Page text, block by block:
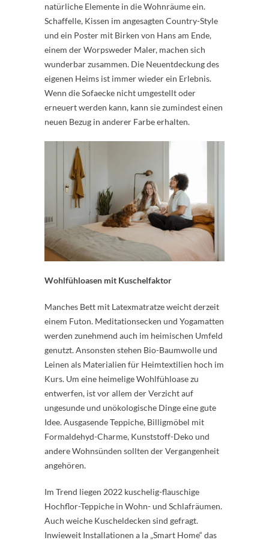
natürliche Elemente in die Wohnräume ein.
Schaffelle, Kissen im angesagten Country-Style
und ein Poster mit Birken von Hans am Ende,
einem der Worpsweder Maler, machen sich
wunderbar zusammen. Die Neuentdeckung des
eigenen Heims ist immer wieder ein Erlebnis.
Wenn die Sofaecke nicht umgestellt oder
erneuert werden kann, kann sie zumindest einen
neuen Bezug in anderer Farbe erhalten.
Wohlfühloasen mit Kuschelfaktor
Manches Bett mit Latexmatratze weicht derzeit
einem Futon. Meditationsecken und Yogamatten
werden zunehmend auch im heimischen Umfeld
genutzt. Ansonsten stehen Bio-Baumwolle und
Leinen als Materialien für Heimtextilien hoch im
Kurs. Um eine heimelige Wohlfühloase zu
entwerfen, ist vor allem der Verzicht auf
ungesunde und unökologische Dinge eine gute
Idee. Ausgasende Teppiche, Billigmöbel mit
Formaldehyd-Charme, Kunststoff-Deko und
andere Wohnsünden sollten der Vergangenheit
angehören.
Im Trend liegen 2022 kuschelig-flauschige
Hochflor-Teppiche in Wohn- und Schlafräumen.
Auch weiche Kuscheldecken sind gefragt.
Inwieweit Installationen a la „Smart Home“ das